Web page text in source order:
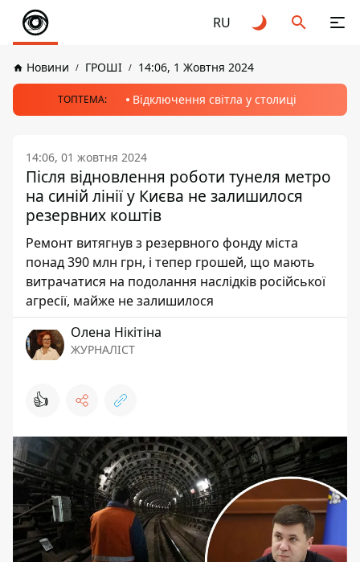
RU
Новини ГРОШІ 14:06, 1 Жовтня 2024
ТОПТЕМА: Відключення світла у столиці
14:06, 01 жовтня 2024
Після відновлення роботи тунеля метро
на синій лінії у Києва не залишилося
резервних коштів
Ремонт витягнув з резервного фонду міста
понад 390 млн грн, і тепер грошей, що мають
витрачатися на подолання наслідків російської
агресії, майже не залишилося
Олена Нікітіна
ЖУРНАЛІСТ
👍